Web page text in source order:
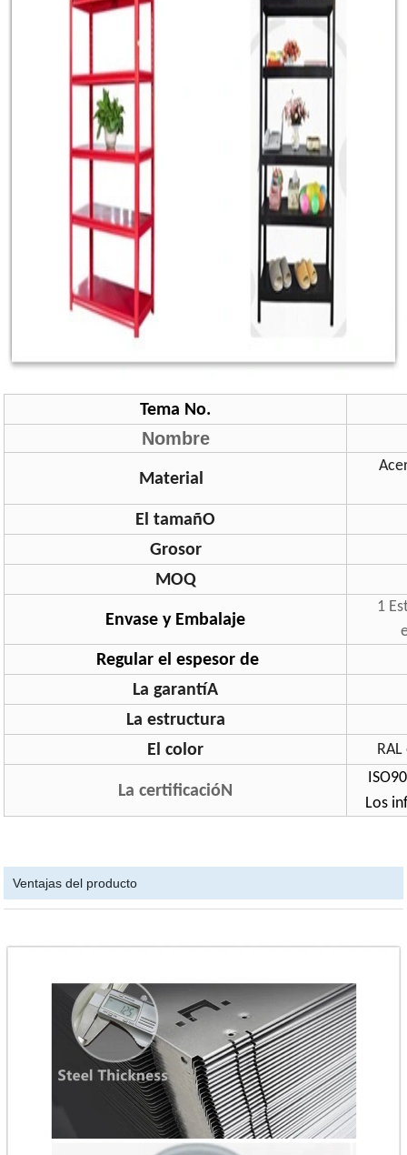
Tema No.
Nombre
Material
El tamañO
Grosor
MOQ
Envase y Embalaje
1
Regular el espesor de
La garantíA
La estructura
El color
La certificacióN
Los
Ventajas del producto